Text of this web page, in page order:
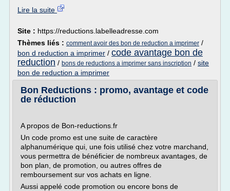
Lire la suite
Site : https://reductions.labelleadresse.com
Thèmes liés : comment avoir des bon de reduction a imprimer /
bon d reduction a imprimer / code avantage bon de
reduction / bons de reductions a imprimer sans inscription / site
bon de reduction a imprimer
Bon Reductions : promo, avantage et code
de réduction
A propos de Bon-reductions.fr
Un code promo est une suite de caractère
alphanumérique qui, une fois utilisé chez votre marchand,
vous permettra de bénéficier de nombreux avantages, de
bon plan, de promotion, ou autres offres de
remboursement sur vos achats en ligne.
Aussi appelé code promotion ou encore bons de